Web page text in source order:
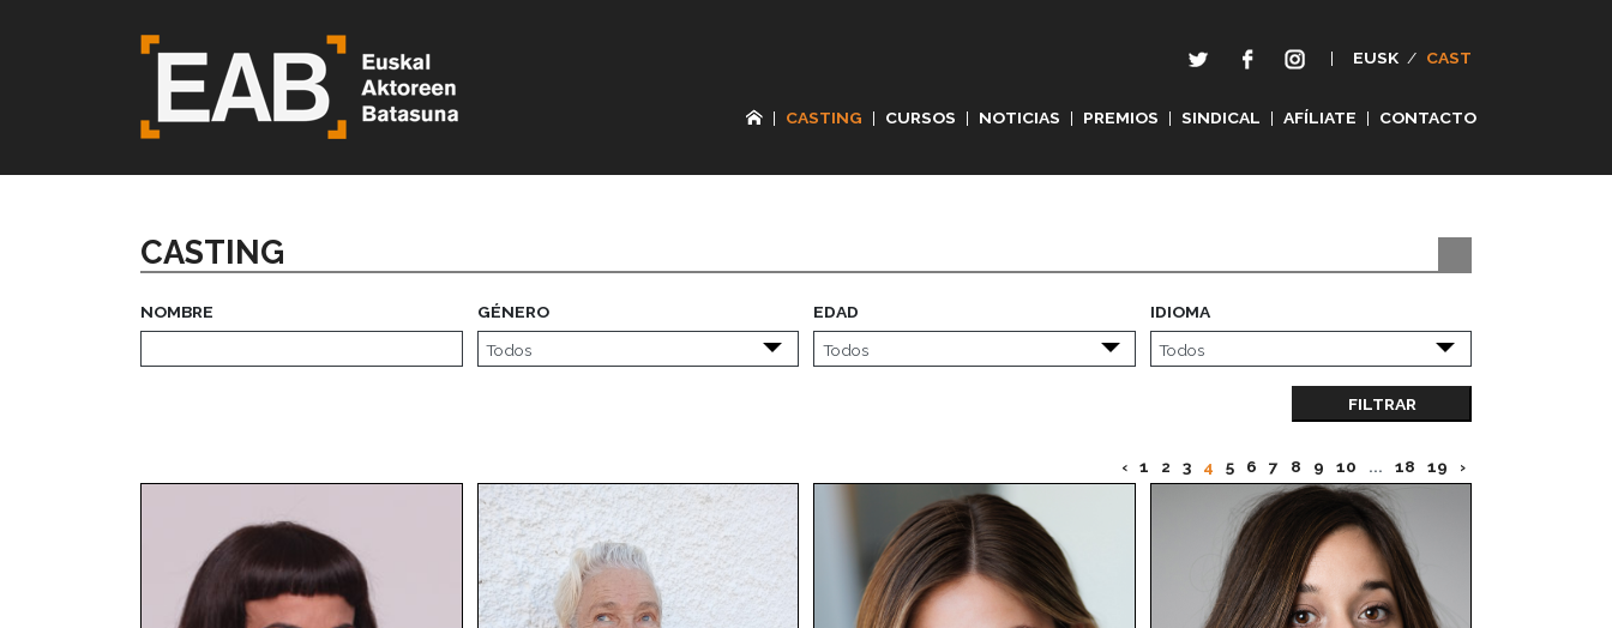
| EUSK / CAST
| CASTING | CURSOS | NOTICIAS | PREMIOS | SINDICAL | AFÍLIATE | CONTACTO
CASTING
NOMBRE GÉNERO EDAD IDIOMA
FILTRAR
‹ 1 2 3 4 5 6 7 8 9 10 ... 18 19 ›